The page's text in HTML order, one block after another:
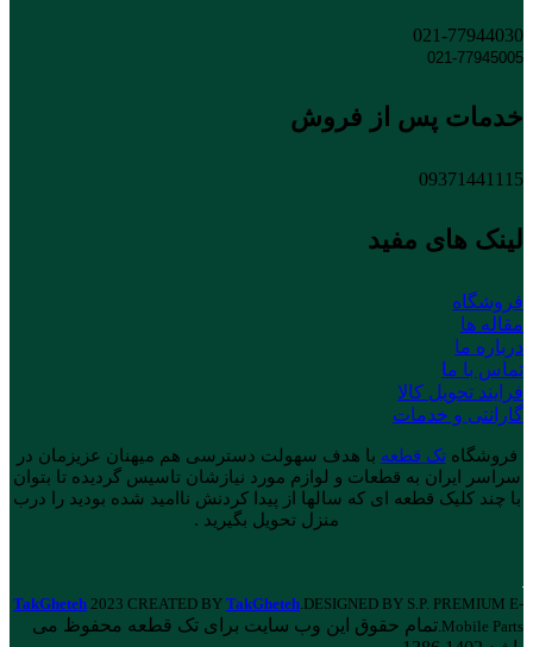
021-77944030
021-77945005
خدمات پس از فروش
09371441115
لینک های مفید
فروشگاه
مقاله ها
درباره ما
تماس با ما
فرایند تحویل کالا
گارانتی و خدمات
فروشگاهتک قطعه با هدف سهولت دسترسی هم میهنان عزیزمان در
سراسر ایران به قطعات و لوازم مورد نیازشان تاسیس گردیده تا بتوان
با چند کلیک قطعه ای که سالها از پیدا کردنش ناامید شده بودید را درب
منزل تحویل بگیرید .
TakGheteh 2023 CREATED BY TakGheteh.DESIGNED BY S.P. PREMIUM E-
Mobile Parts. تمام حقوق این وب سایت برای تک قطعه محفوظ می